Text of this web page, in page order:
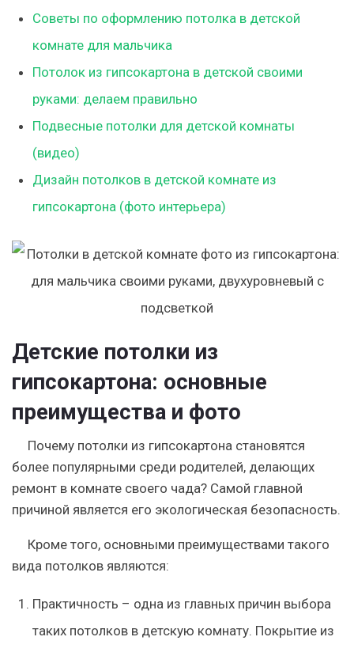
Советы по оформлению потолка в детской
комнате для мальчика
Потолок из гипсокартона в детской своими
руками: делаем правильно
Подвесные потолки для детской комнаты
(видео)
Дизайн потолков в детской комнате из
гипсокартона (фото интерьера)
Детские потолки из
гипсокартона: основные
преимущества и фото
Почему потолки из гипсокартона становятся
более популярными среди родителей, делающих
ремонт в комнате своего чада? Самой главной
причиной является его экологическая безопасность.
Кроме того, основными преимуществами такого
вида потолков являются:
Практичность – одна из главных причин выбора
таких потолков в детскую комнату. Покрытие из